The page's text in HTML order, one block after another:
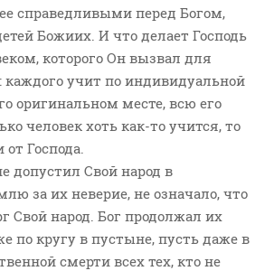
справедливыми перед Богом,
Божиих. И что делает Господь
которого Он вызвал для
учит по индивидуальной
оригинальном месте, всю его
человек хоть как-то учится, то
Господа.
допустил Свой народ в
за их неверие, не означало, что
Свой народ. Бог продолжал их
по кругу в пустыне, пусть даже в
смерти всех тех, кто не